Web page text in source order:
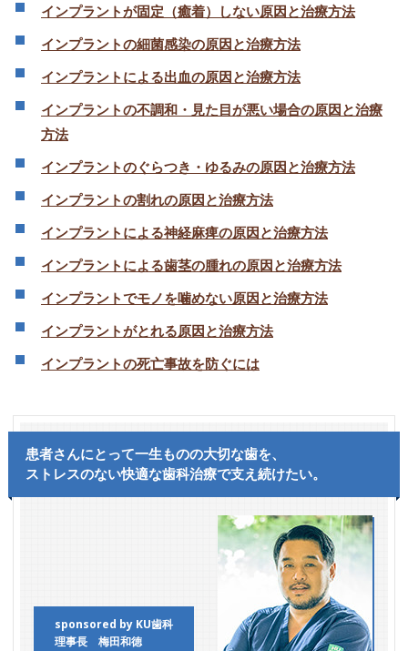
インプラントが固定（癒着）しない原因と治療方法
インプラントの細菌感染の原因と治療方法
インプラントによる出血の原因と治療方法
インプラントの不調和・見た目が悪い場合の原因と治療
方法
インプラントのぐらつき・ゆるみの原因と治療方法
インプラントの割れの原因と治療方法
インプラントによる神経麻痺の原因と治療方法
インプラントによる歯茎の腫れの原因と治療方法
インプラントでモノを噛めない原因と治療方法
インプラントがとれる原因と治療方法
インプラントの死亡事故を防ぐには
患者さんにとって一生ものの大切な歯を、
ストレスのない快適な歯科治療で支え続けたい。
sponsored by KU歯科
理事長 梅田和徳